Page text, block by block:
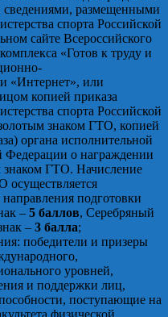
сведениями, размещенными
спорта Российской
сайте Всероссийского
«Готов к труду и
«Интернет», или
копией приказа
спорта Российской
знаком ГТО, копией
органа исполнительной
Федерации о награждении
ГТО. Начисление
осуществляется
подготовки
– 5 баллов, Серебряный
– 3 балла;
победители и призеры
уровней,
и поддержки лиц,
поступающие на
физической